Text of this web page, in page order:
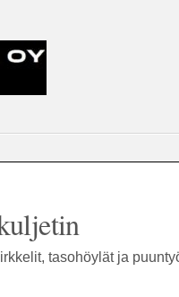
tasohöylät ja